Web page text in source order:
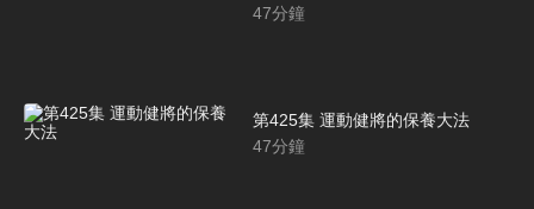
47分鐘
第425集 運動健將的保養大法
47分鐘